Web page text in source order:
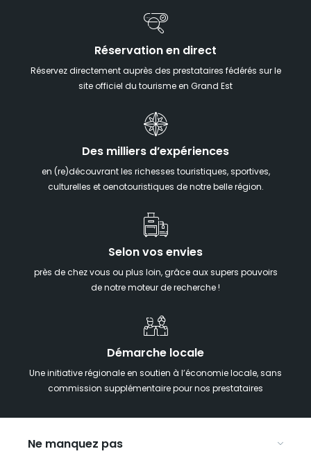
Réservation en direct
Réservez directement auprès des prestataires fédérés sur le
site officiel du tourisme en Grand Est
Des milliers d’expériences
en (re)découvrant les richesses touristiques, sportives,
culturelles et oenotouristiques de notre belle région.
Selon vos envies
près de chez vous ou plus loin, grâce aux supers pouvoirs
de notre moteur de recherche !
Démarche locale
Une initiative régionale en soutien à l’économie locale, sans
commission supplémentaire pour nos prestataires
Ne manquez pas